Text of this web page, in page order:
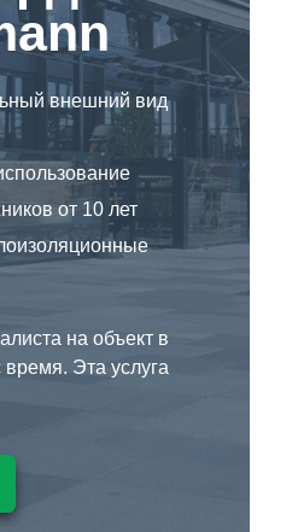
внешний вид
от 10 лет
на объект в
Эта услуга